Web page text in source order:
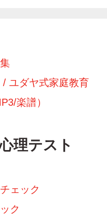
ユダヤ式家庭教育
楽譜）
理テスト
ェック
ク